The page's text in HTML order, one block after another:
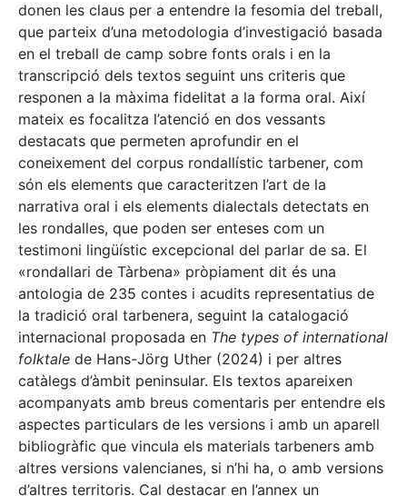
donen les claus per a entendre la fesomia del treball,
que parteix d’una metodologia d’investigació basada
en el treball de camp sobre fonts orals i en la
transcripció dels textos seguint uns criteris que
responen a la màxima fidelitat a la forma oral. Així
mateix es focalitza l’atenció en dos vessants
destacats que permeten aprofundir en el
coneixement del corpus rondallístic tarbener, com
són els elements que caracteritzen l’art de la
narrativa oral i els elements dialectals detectats en
les rondalles, que poden ser enteses com un
testimoni lingüístic excepcional del parlar de sa. El
«rondallari de Tàrbena» pròpiament dit és una
antologia de 235 contes i acudits representatius de
la tradició oral tarbenera, seguint la catalogació
internacional proposada en The types of international
folktale de Hans-Jörg Uther (2024) i per altres
catàlegs d’àmbit peninsular. Els textos apareixen
acompanyats amb breus comentaris per entendre els
aspectes particulars de les versions i amb un aparell
bibliogràfic que vincula els materials tarbeners amb
altres versions valencianes, si n’hi ha, o amb versions
d’altres territoris. Cal destacar en l’annex un